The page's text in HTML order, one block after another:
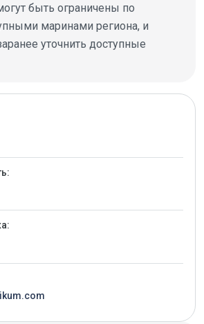
быть ограничены по
маринами региона, и
уточнить доступные